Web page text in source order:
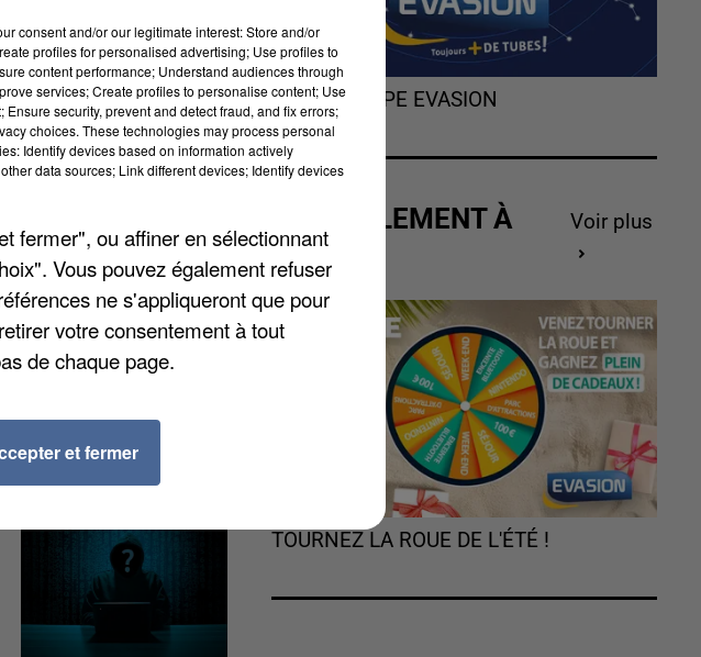
Ils constituent un
criminel et à
2023. Durant cette
du territoire
L'HOROSCOPE EVASION
ACTUELLEMENT À
GAGNER
Voir plus
TOURNEZ LA ROUE DE L'ÉTÉ !
consent and/or our legitimate interest: Store and/or
profiles for personalised advertising; Use profiles to
content performance; Understand audiences through
services; Create profiles to personalise content; Use
security, prevent and detect fraud, and fix errors;
choices. These technologies may process personal
Identify devices based on information actively
data sources; Link different devices; Identify devices
fermer", ou affiner en sélectionnant
Vous pouvez également refuser
ne s'appliqueront que pour
votre consentement à tout
de chaque page.
et fermer